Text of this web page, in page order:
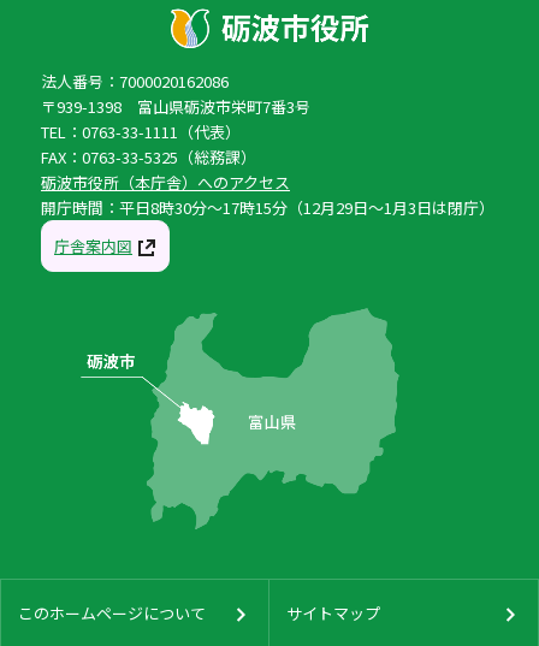
法人番号：7000020162086
〒939-1398 富山県砺波市栄町7番3号
TEL：0763-33-1111（代表）
FAX：0763-33-5325（総務課）
砺波市役所（本庁舎）へのアクセス
開庁時間：平日8時30分〜17時15分（12月29日〜1月3日は閉庁）
庁舎案内図
このホームページについて サイトマップ